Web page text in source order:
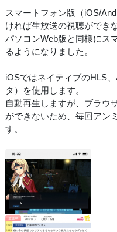
スマートフォン版（iOS/
ければ生放送の視聴ができ
パソコンWeb版と同様にス
るようになりました。
iOSではネイティブのHLS
タ）を使用します。
自動再生しますが、ブラウ
ができないため、毎回アン
す。